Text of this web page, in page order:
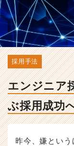
採用手法
エンジニア
ぶ採用成功
昨今、嫌とい